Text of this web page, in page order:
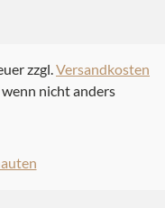
zzgl.Versandkosten
nicht anders